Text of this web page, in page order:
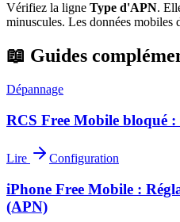
Vérifiez la ligne Type d'APN.
minuscules. Les données mobiles
📖 Guides
Dépannage
RCS Free Mobile bloqué :
Lire Configuration
iPhone Free Mobile :
(APN)